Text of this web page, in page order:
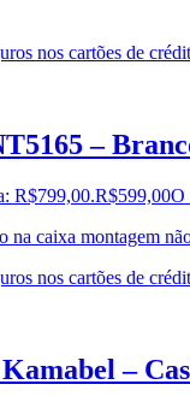
nos cartões de
–
R$799,00.R$599,00O
na caixa montagem
nos cartões de
–